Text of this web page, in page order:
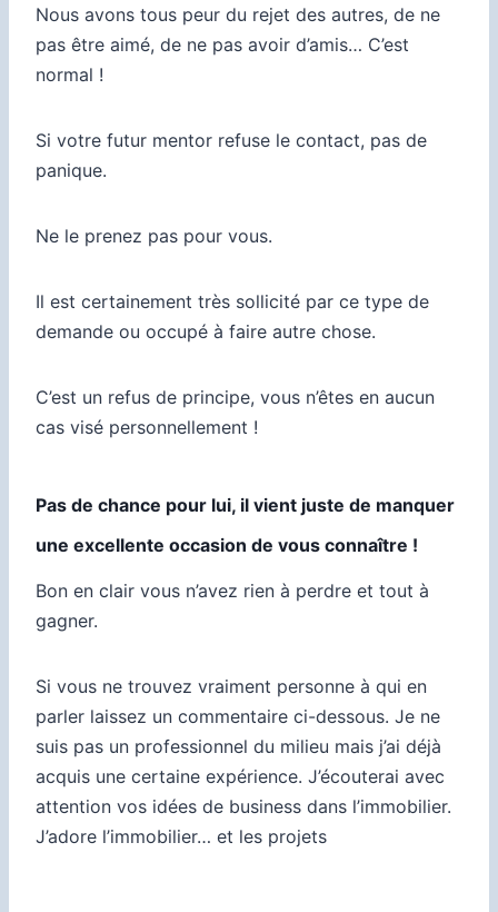
Nous avons tous peur du rejet des autres, de ne
pas être aimé, de ne pas avoir d’amis… C’est
normal !
Si votre futur mentor refuse le contact, pas de
panique.
Ne le prenez pas pour vous.
Il est certainement très sollicité par ce type de
demande ou occupé à faire autre chose.
C’est un refus de principe, vous n’êtes en aucun
cas visé personnellement !
Pas de chance pour lui, il vient juste de manquer
une excellente occasion de vous connaître !
Bon en clair vous n’avez rien à perdre et tout à
gagner.
Si vous ne trouvez vraiment personne à qui en
parler laissez un commentaire ci-dessous. Je ne
suis pas un professionnel du milieu mais j’ai déjà
acquis une certaine expérience. J’écouterai avec
attention vos idées de business dans l’immobilier.
J’adore l’immobilier… et les projets